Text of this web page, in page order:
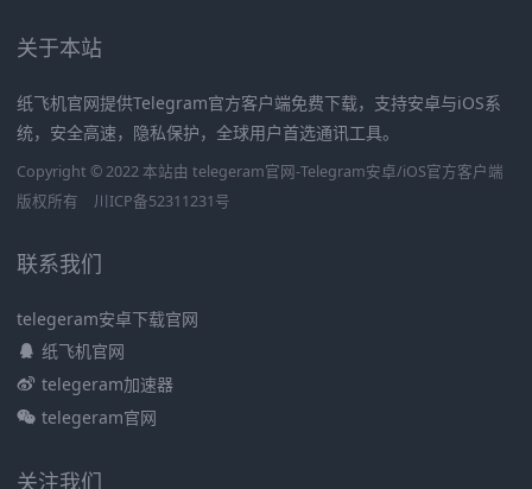
关于本站
纸飞机官网提供Telegram官方客户端免费下载，支持安卓与iOS系
统，安全高速，隐私保护，全球用户首选通讯工具。
Copyright © 2022 本站由 telegeram官网-Telegram安卓/iOS官方客户端
版权所有
川ICP备52311231号
联系我们
telegeram安卓下载官网
纸飞机官网
telegeram加速器
telegeram官网
关注我们